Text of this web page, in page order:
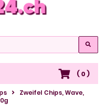
( 0)
Zweifel Chips, Wave,